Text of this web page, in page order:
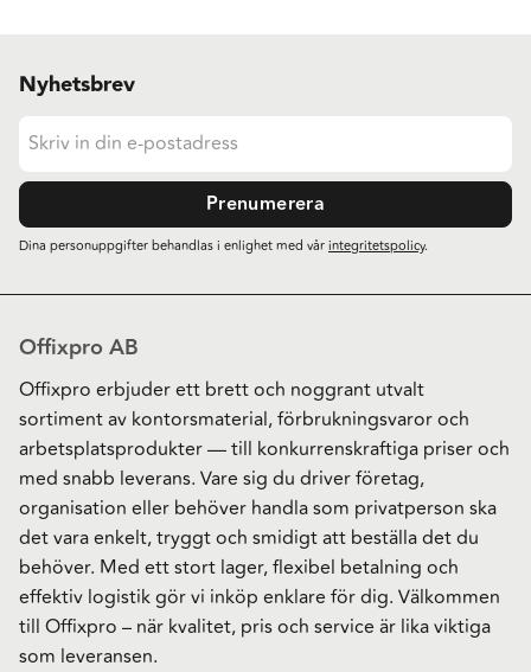
Nyhetsbrev
Prenumerera
Dina personuppgifter behandlas i enlighet med vårintegritetspolicy.
Offixpro AB
Offixpro erbjuder ett brett och noggrant utvalt
sortiment av kontorsmaterial, förbrukningsvaror och
arbetsplatsprodukter — till konkurrenskraftiga priser och
med snabb leverans. Vare sig du driver företag,
organisation eller behöver handla som privatperson ska
det vara enkelt, tryggt och smidigt att beställa det du
behöver. Med ett stort lager, flexibel betalning och
effektiv logistik gör vi inköp enklare för dig. Välkommen
till Offixpro – när kvalitet, pris och service är lika viktiga
som leveransen.